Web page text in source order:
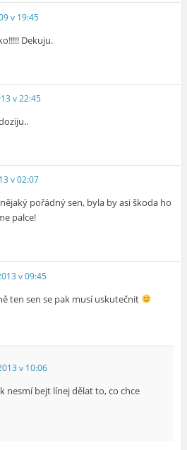
v 19:45
Dekuju.
v 22:45
v 02:07
pořádný sen, byla by asi škoda ho
palce!
v 09:45
ten sen se pak musí uskutečnit
v 10:06
nesmí bejt línej dělat to, co chce